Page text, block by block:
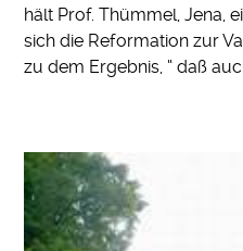
hält Prof. Thümmel, Jena,
sich die Reformation zur
zu dem Ergebnis, “ daß